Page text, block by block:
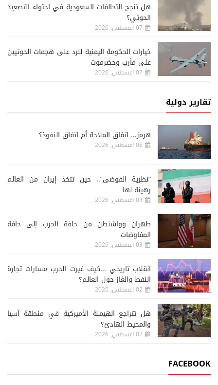
هل تنجح التحالفات السعودية في احتواء التصعيد
الحوثي؟
07 اغسطس, 2026
خيارات الحكومة اليمنية للرد على هجمات الحوثيين
على مأرب وحضرموت
07 اغسطس, 2026
تقارير دولية
هرمز... اتفاق الملاحة أم اتفاق النفوذ؟
06 اغسطس, 2026
“نظرية الفوضى”.. حين تتخذ إيران من العالم
رهينة لها
03 اغسطس, 2026
طهران وواشنطن من حافة الحرب إلى حافة
المفاوضات
03 اغسطس, 2026
انقلاب تاريخي ...كيف غيرت الحرب مسارات تجارة
النفط والغاز حول العالم؟
02 اغسطس, 2026
هل تتراجع الهيمنة الأميركية في منطقة آسيا
والمحيط الهادئ؟
02 اغسطس, 2026
FACEBOOK